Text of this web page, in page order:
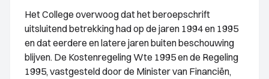
Het College overwoog dat het beroepschrift
uitsluitend betrekking had op de jaren 1994 en 1995
en dat eerdere en latere jaren buiten beschouwing
blijven. De Kostenregeling Wte 1995 en de Regeling
1995, vastgesteld door de Minister van Financiën,